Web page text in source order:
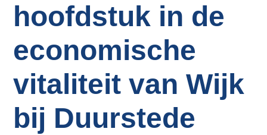
J
u
p
o
hoofdstuk in de
economische
vitaliteit van Wijk
bij Duurstede
Nieuwsbrieven
Lid worden
Contact
Inloggen